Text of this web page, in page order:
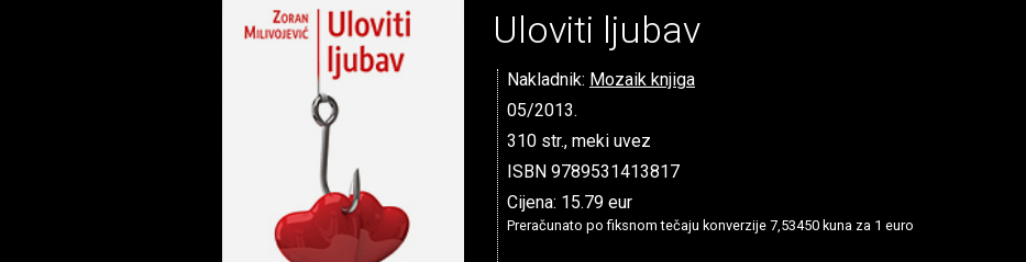
Uloviti ljubav
Nakladnik: Mozaik knjiga
05/2013.
310 str., meki uvez
ISBN 9789531413817
Cijena: 15.79 eur
Preračunato po fiksnom tečaju konverzije 7,53450 kuna za 1 euro